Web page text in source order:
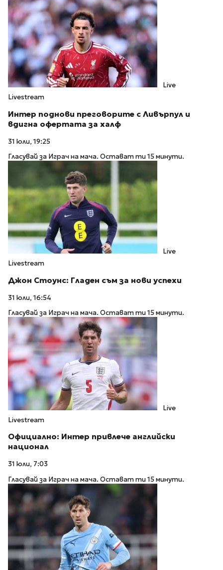
Live
Livestream
Интер поднови преговорите с Ливърпул и
вдигна офертата за халф
31 юли, 19:25
Гласувай за Играч на мача. Остават ти 15 минути.
Live
Livestream
Джон Стоунс: Гладен съм за нови успехи
31 юли, 16:54
Гласувай за Играч на мача. Остават ти 15 минути.
Live
Livestream
Официално: Интер привлече английски
национал
31 юли, 7:03
Гласувай за Играч на мача. Остават ти 15 минути.